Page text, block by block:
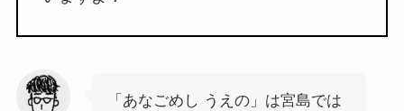
「あなごめし うえの」は宮島では